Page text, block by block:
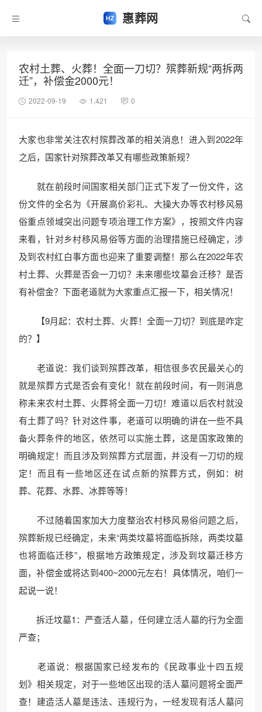
惠葬网
农村土葬、火葬！全面一刀切？殡葬新规“两拆两
迁”，补偿金2000元！
2022-09-19 1,421 0
大家也非常关注农村殡葬改革的相关消息！进入到2022年
之后，国家针对殡葬改革又有哪些政策新规？
就在前段时间国家相关部门正式下发了一份文件，这
份文件的全名为《开展高价彩礼、大操大办等农村移风易
俗重点领域突出问题专项治理工作方案》，按照文件内容
来看，针对乡村移风易俗等方面的治理措施已经确定，涉
及到农村红白事方面也迎来了重要调整！那么在2022年农
村土葬、火葬是否会一刀切？未来哪些坟墓会迁移？是否
有补偿金？下面老道就为大家重点汇报一下，相关情况！
【9月起：农村土葬、火葬！全面一刀切？到底是咋定
的？】
老道说：我们谈到殡葬改革，相信很多农民最关心的
就是殡葬方式是否会有变化！就在前段时间，有一则消息
称未来农村土葬、火葬将全面一刀切！难道以后农村就没
有土葬了吗？针对这件事，老道可以明确的讲在一些不具
备火葬条件的地区，依然可以实施土葬，这是国家政策的
明确规定！而且涉及到殡葬方式层面，并没有一刀切的规
定！而且有一些地区还在试点新的殡葬方式，例如：树
葬、花葬、水葬、冰葬等等！
不过随着国家加大力度整治农村移风易俗问题之后，
殡葬新规已经确定，未来“两类坟墓将面临拆除，两类坟墓
也将面临迁移”，根据地方政策规定，涉及到坟墓迁移方
面，补偿金或将达到400~2000元左右！具体情况，咱们一
起说一说！
拆迁坟墓1：严查活人墓，任何建立活人墓的行为全面
严查；
老道说：根据国家已经发布的《民政事业十四五规
划》相关规定，对于一些地区出现的活人墓问题将全面严
查！建造活人墓是违法、违规行为，一经发现有活人墓问